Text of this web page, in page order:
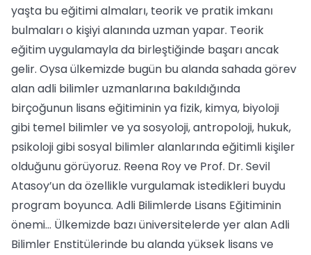
yaşta bu eğitimi almaları, teorik ve pratik imkanı
bulmaları o kişiyi alanında uzman yapar. Teorik
eğitim uygulamayla da birleştiğinde başarı ancak
gelir. Oysa ülkemizde bugün bu alanda sahada görev
alan adli bilimler uzmanlarına bakıldığında
birçoğunun lisans eğitiminin ya fizik, kimya, biyoloji
gibi temel bilimler ve ya sosyoloji, antropoloji, hukuk,
psikoloji gibi sosyal bilimler alanlarında eğitimli kişiler
olduğunu görüyoruz. Reena Roy ve Prof. Dr. Sevil
Atasoy’un da özellikle vurgulamak istedikleri buydu
program boyunca. Adli Bilimlerde Lisans Eğitiminin
önemi... Ülkemizde bazı üniversitelerde yer alan Adli
Bilimler Enstitülerinde bu alanda yüksek lisans ve